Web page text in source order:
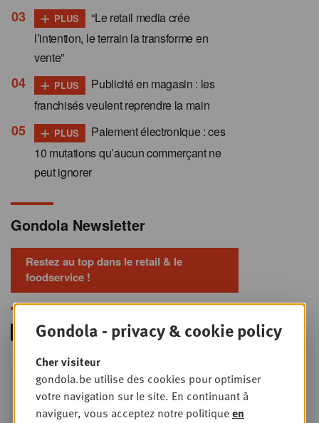
+ PLUS
“Le retail media crée
l’intention, le terrain la transforme en
vente”
+ PLUS
Publicité en magasin : les
franchisés veulent reprendre la main
+ PLUS
Paiement électronique : ces
10 mutations qu’aucun commerçant ne
peut ignorer
Gondola Newsletter
Restez au top dans le retail & le
foodservice !
MER
9
SEPT
Foodservice - Joint
business planning
Intro to Negotiation: Succes aan de
Gondola - privacy & cookie policy
Cher visiteur
gondola.be utilise des cookies pour optimiser
votre navigation sur le site. En continuant à
naviguer, vous acceptez notre politiqueen